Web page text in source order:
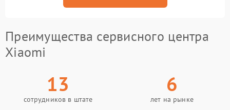
Преимущества сервисного центра
Xiaomi
13
сотрудников в штате
6
лет на рынке